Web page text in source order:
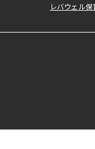
レバウェル